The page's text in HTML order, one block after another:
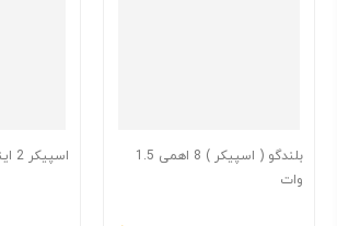
بلندگو ( اسپیکر ) 8 اهمی 1.5
وات
اسپیکر 2 اینچی 5 وات 4 اهم